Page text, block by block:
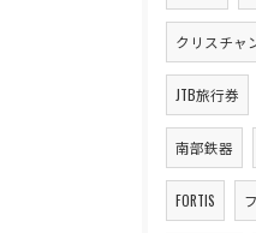
クリスチャ
JTB旅行券
南部鉄器
FORTIS